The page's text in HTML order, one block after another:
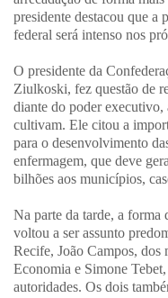
presidente destacou que a
federal será intenso nos
O presidente da
Ziulkoski, fez questão de
diante do poder executivo,
cultivam. Ele citou a
para o desenvolvimento
enfermagem, que deve
bilhões aos municípios,
Na parte da tarde, a forma
voltou a ser assunto
Recife, João Campos, dos
Economia e Simone
autoridades. Os dois